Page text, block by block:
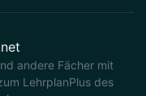
andere Fächer mit
LehrplanPlus des